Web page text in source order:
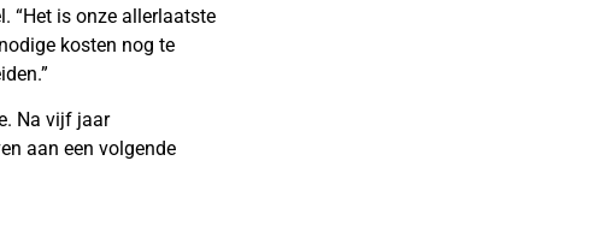
“Het is onze allerlaatste
kosten nog te
Na vijf jaar
aan een volgende